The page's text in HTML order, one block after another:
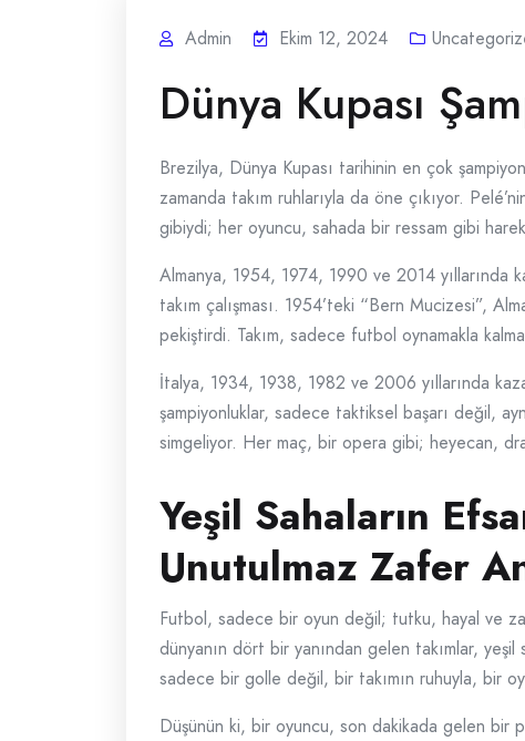
Admin Ekim 12, 2024
Dünya Kupası
Brezilya, Dünya Kupası tarihinin en çok
zamanda takım ruhlarıyla da öne çıkıyor.
gibiydi; her oyuncu, sahada bir ressam gibi
Almanya, 1954, 1974, 1990 ve 2014 yıllarında
takım çalışması. 1954’teki “Bern Mucizesi”,
pekiştirdi. Takım, sadece futbol oynamakla
İtalya, 1934, 1938, 1982 ve 2006 yıllarında
şampiyonluklar, sadece taktiksel başarı değil,
simgeliyor. Her maç, bir opera gibi; heyecan,
Yeşil Sahaların
Unutulmaz Zafer
Futbol, sadece bir oyun değil; tutku, hayal ve
dünyanın dört bir yanından gelen takımlar,
sadece bir golle değil, bir takımın ruhuyla, bir
Düşünün ki, bir oyuncu, son dakikada gelen bir